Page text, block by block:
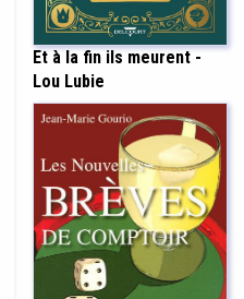
Et à la fin ils meurent -
Lou Lubie